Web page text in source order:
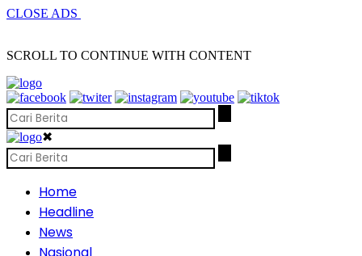
CLOSE ADS
SCROLL TO CONTINUE WITH CONTENT
✖
Home
Headline
News